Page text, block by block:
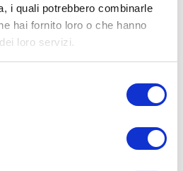
i quali potrebbero combinarle
hai fornito loro o che hanno
loro servizi.
dietapalestra